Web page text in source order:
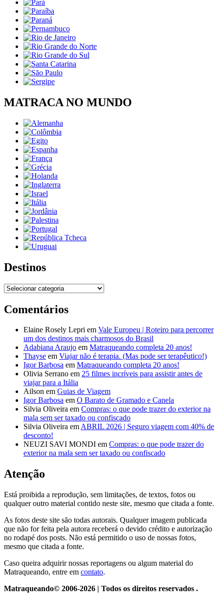
MATRACA NO MUNDO
Destinos
Destinos
Comentários
Elaine Rosely Lepri em Vale Europeu | Roteiro para percorrer
um dos destinos mais charmosos do Brasil
Adabiana Araujo em Matraqueando completa 20 anos!
Thayse em Viajar não é terapia. (Mas pode ser terapêutico!)
Igor Barbosa em Matraqueando completa 20 anos!
Olivia Serrano em 25 filmes incríveis para assistir antes de
viajar para a Itália
Ailson em Guias de Viagem
Igor Barbosa em O Barato de Gramado e Canela
Silvia Oliveira em Compras: o que pode trazer do exterior na
mala sem ser taxado ou confiscado
Silvia Oliveira emABRIL 2026 | Seguro viagem com 40% de
desconto!
NEUZI SAVI MONDI em Compras: o que pode trazer do
exterior na mala sem ser taxado ou confiscado
Atenção
Está proibida a reprodução, sem limitações, de textos, fotos ou
qualquer outro material contido neste site, mesmo que citada a fonte.
As fotos deste site são todas autorais. Qualquer imagem publicada
que não for feita pela autora receberá o devido crédito e autorização
no rodapé dos posts. Não está permitido o uso de nossas fotos,
mesmo que citada a fonte.
Caso queira adquirir nossas reportagens ou algum material do
Matraqueando, entre em contato.
Matraqueando© 2006-2026 | Todos os direitos reservados .